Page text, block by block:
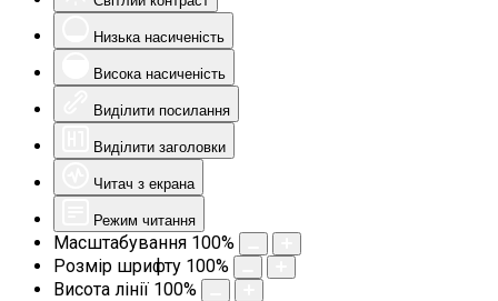
Низька насиченість
Висока насиченість
Виділити посилання
Виділити заголовки
Читач з екрана
Режим читання
Масштабування 100%
Розмір шрифту 100%
Висота лінії 100%